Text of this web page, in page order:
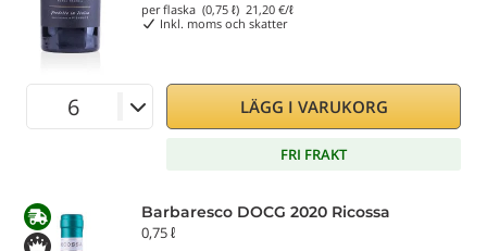
per flaska (0,75 ℓ) 21,20 €/ℓ
Inkl. moms och skatter
LÄGG I VARUKORG
FRI FRAKT
Barbaresco DOCG 2020 Ricossa
0,75 ℓ